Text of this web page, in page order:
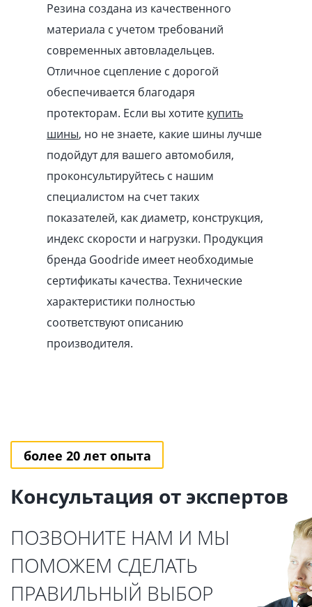
Резина создана из качественного
материала с учетом требований
современных автовладельцев.
Отличное сцепление с дорогой
обеспечивается благодаря
протекторам. Если вы хотите купить
шины, но не знаете, какие шины лучше
подойдут для вашего автомобиля,
проконсультируйтесь с нашим
специалистом на счет таких
показателей, как диаметр, конструкция,
индекс скорости и нагрузки. Продукция
бренда Goodride имеет необходимые
сертификаты качества. Технические
характеристики полностью
соответствуют описанию
производителя.
более 20 лет опыта
Консультация от экспертов
ПОЗВОНИТЕ НАМ И МЫ
ПОМОЖЕМ СДЕЛАТЬ
ПРАВИЛЬНЫЙ ВЫБОР